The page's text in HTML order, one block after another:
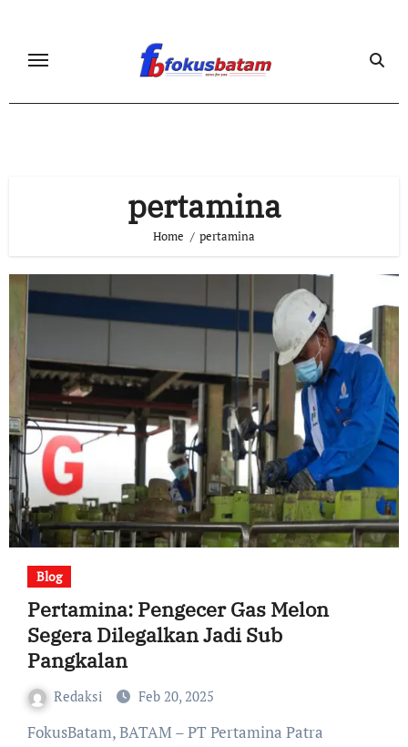
content
pertamina
Home pertamina
Blog
Pertamina: Pengecer Gas Melon
Segera Dilegalkan Jadi Sub
Pangkalan
Redaksi Feb 20, 2025
FokusBatam, BATAM – PT Pertamina Patra